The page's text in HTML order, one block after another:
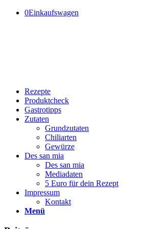
0Einkaufswagen
Rezepte
Produktcheck
Gastrotipps
Zutaten
Grundzutaten
Chiliarten
Gewürze
Des san mia
Des san mia
Mediadaten
5 Euro für dein Rezept
Impressum
Kontakt
Menü